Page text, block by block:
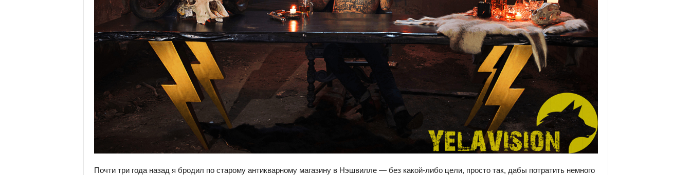
и
й
Почти три года назад я бродил по старому антикварному магазину в Нэшвилле — без какой-либо цели, просто так, дабы потратить немного